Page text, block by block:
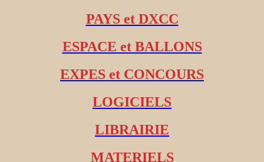
PAYS et DXCC
ESPACE et BALLONS
EXPES et CONCOURS
LOGICIELS
LIBRAIRIE
MATERIELS